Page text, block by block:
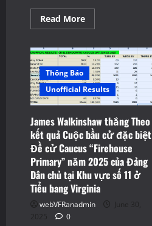
Read MoreRead
more
Whitson
thắng
Đề
cử
của
Đảng
Cộng
cho
cuộc
bầu
cử
đặc
biệt
tại
Khu
vực
số
11
Thông Báo
Unofficial Results
James Walkinshaw thắng Theo
kết quả Cuộc bầu cử đặc biệt
Đề cử Caucus “Firehouse
Primary” năm 2025 của Đảng
Dân chủ tại Khu vực số 11 ở
Tiểu bang Virginia
webVFRanadmin
June 30,
2025
0